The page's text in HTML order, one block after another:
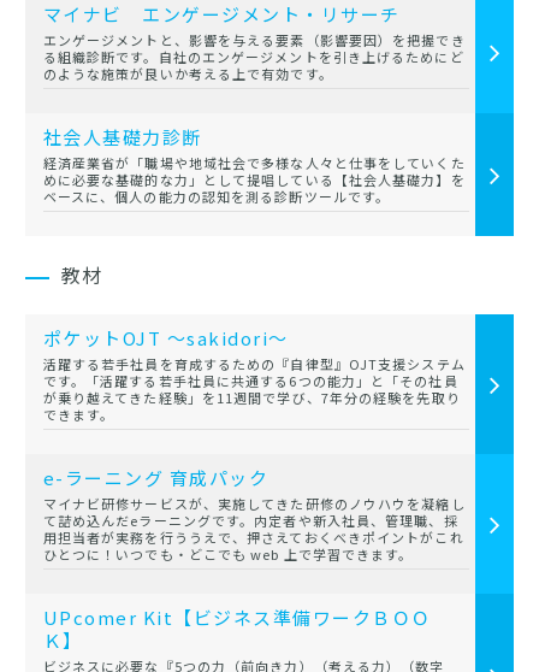
マイナビ エンゲージメント・リサーチ
エンゲージメントと、影響を与える要素（影響要因）を把握でき
る組織診断です。自社のエンゲージメントを引き上げるためにど
のような施策が良いか考える上で有効です。
社会人基礎力診断
経済産業省が「職場や地域社会で多様な人々と仕事をしていくた
めに必要な基礎的な力」として提唱している【社会人基礎力】を
ベースに、個人の能力の認知を測る診断ツールです。
教材
ポケットOJT ～sakidori～
活躍する若手社員を育成するための『自律型』OJT支援システム
です。「活躍する若手社員に共通する6つの能力」と「その社員
が乗り越えてきた経験」を11週間で学び、7年分の経験を先取り
できます。
e-ラーニング 育成パック
マイナビ研修サービスが、実施してきた研修のノウハウを凝縮し
て詰め込んだeラーニングです。内定者や新入社員、管理職、採
用担当者が実務を行ううえで、押さえておくべきポイントがこれ
ひとつに！いつでも・どこでも web 上で学習できます。
UPcomer Kit【ビジネス準備ワークＢＯＯ
Ｋ】
ビジネスに必要な『5つの力（前向き力）（考える力）（数字